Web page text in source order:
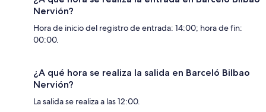
Nervión?
Hora de inicio del registro de entrada: 14:00; hora de fin:
00:00.
¿A qué hora se realiza la salida en Barceló Bilbao
Nervión?
La salida se realiza a las 12:00.